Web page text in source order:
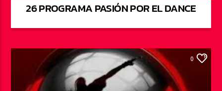
26 PROGRAMA PASIÓN POR EL DANCE
0